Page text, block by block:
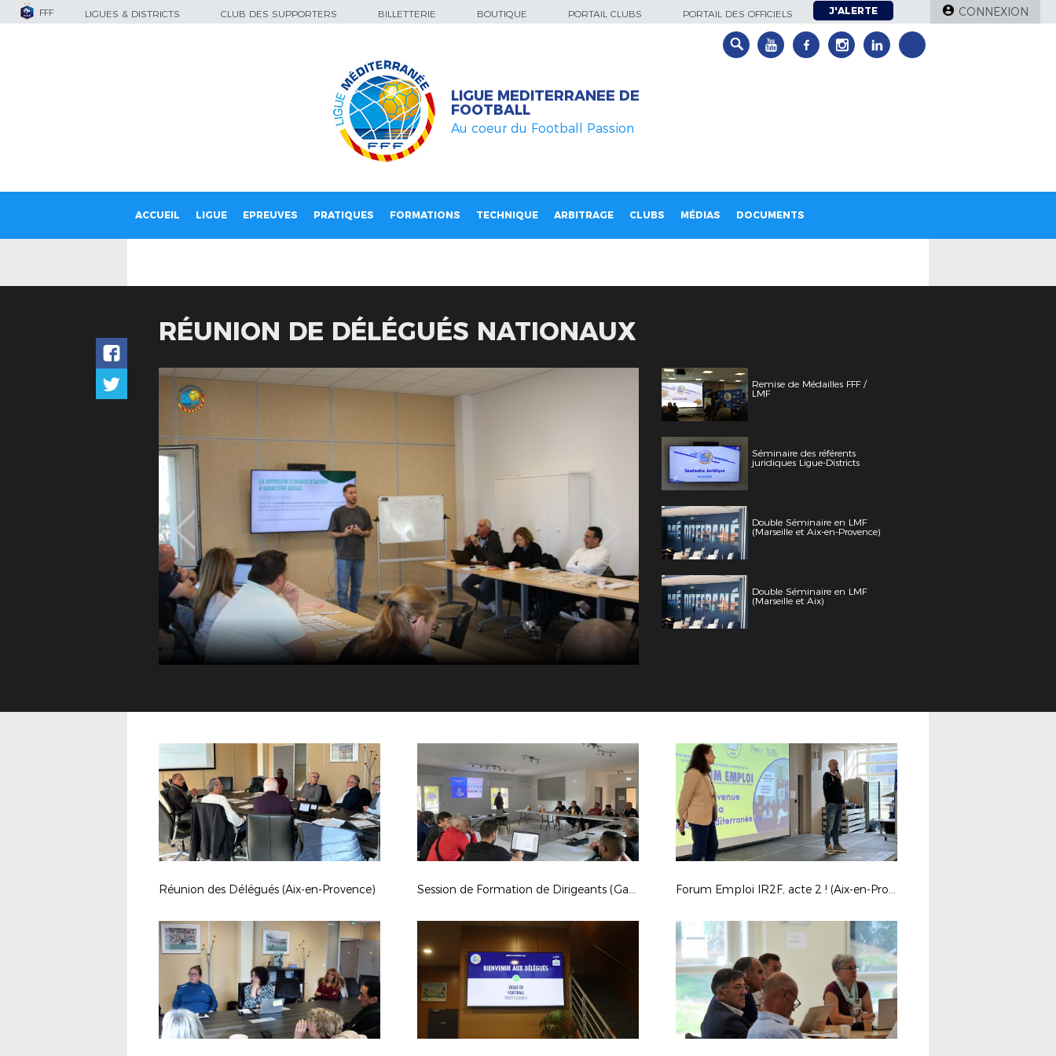
FFF LIGUES & DISTRICTS CLUB DES SUPPORTERS BILLETTERIE BOUTIQUE PORTAIL CLUBS PORTAIL DES OFFICIELS J'ALERTE CONNEXION
LIGUE MEDITERRANEE DE
FOOTBALL
Au coeur du Football Passion
ACCUEIL LIGUE EPREUVES PRATIQUES FORMATIONS TECHNIQUE ARBITRAGE CLUBS MÉDIAS DOCUMENTS
RÉUNION DE DÉLÉGUÉS NATIONAUX
Remise de Médailles FFF /
LMF
Séminaire des référents
juridiques Ligue-Districts
Double Séminaire en LMF
(Marseille et Aix-en-Provence)
Double Séminaire en LMF
(Marseille et Aix)
Réunion des Délégués (Aix-en-Provence) Session de Formation de Dirigeants (Garéoult) Forum Emploi IR2F, acte 2 ! (Aix-en-Provence)